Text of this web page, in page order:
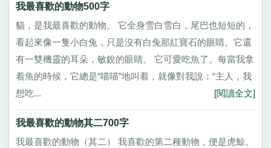
我最喜歡的動物500字
貓，是我最喜歡的動物。 它全身雪白雪白，尾巴也短短的，
看起來像一隻小白兔，只是沒有白兔那紅寶石的眼睛。它還
有一雙機靈的耳朵，敏銳的眼睛。 它可愛吃魚了。每當我拿
着魚的時候，它總是“喵喵”地叫着，就像對我說：“主人，我
想吃...
[閱讀全文]
我最喜歡的動物其二700字
我最喜歡的動物（其二） 我喜歡的第二種動物，便是虎鯨。